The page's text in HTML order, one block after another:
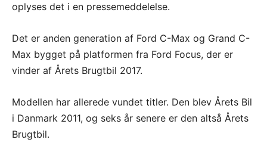
oplyses det i en pressemeddelelse.
Det er anden generation af Ford C-Max og Grand C-
Max bygget på platformen fra Ford Focus, der er
vinder af Årets Brugtbil 2017.
Modellen har allerede vundet titler. Den blev Årets Bil
i Danmark 2011, og seks år senere er den altså Årets
Brugtbil.